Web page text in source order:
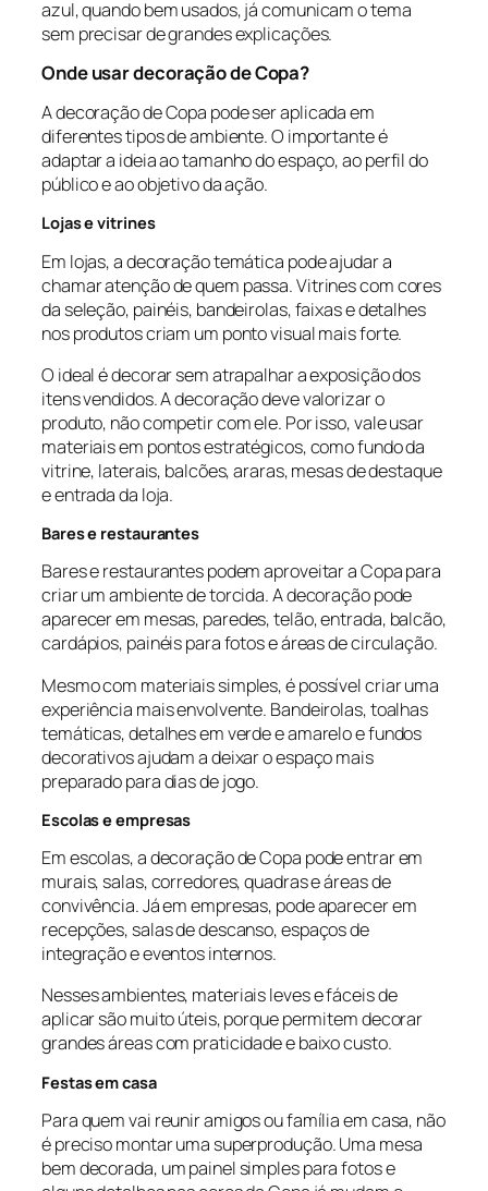
azul, quando bem usados, já comunicam o tema
sem precisar de grandes explicações.
Onde usar decoração de Copa?
A decoração de Copa pode ser aplicada em
diferentes tipos de ambiente. O importante é
adaptar a ideia ao tamanho do espaço, ao perfil do
público e ao objetivo da ação.
Lojas e vitrines
Em lojas, a decoração temática pode ajudar a
chamar atenção de quem passa. Vitrines com cores
da seleção, painéis, bandeirolas, faixas e detalhes
nos produtos criam um ponto visual mais forte.
O ideal é decorar sem atrapalhar a exposição dos
itens vendidos. A decoração deve valorizar o
produto, não competir com ele. Por isso, vale usar
materiais em pontos estratégicos, como fundo da
vitrine, laterais, balcões, araras, mesas de destaque
e entrada da loja.
Bares e restaurantes
Bares e restaurantes podem aproveitar a Copa para
criar um ambiente de torcida. A decoração pode
aparecer em mesas, paredes, telão, entrada, balcão,
cardápios, painéis para fotos e áreas de circulação.
Mesmo com materiais simples, é possível criar uma
experiência mais envolvente. Bandeirolas, toalhas
temáticas, detalhes em verde e amarelo e fundos
decorativos ajudam a deixar o espaço mais
preparado para dias de jogo.
Escolas e empresas
Em escolas, a decoração de Copa pode entrar em
murais, salas, corredores, quadras e áreas de
convivência. Já em empresas, pode aparecer em
recepções, salas de descanso, espaços de
integração e eventos internos.
Nesses ambientes, materiais leves e fáceis de
aplicar são muito úteis, porque permitem decorar
grandes áreas com praticidade e baixo custo.
Festas em casa
Para quem vai reunir amigos ou família em casa, não
é preciso montar uma superprodução. Uma mesa
bem decorada, um painel simples para fotos e